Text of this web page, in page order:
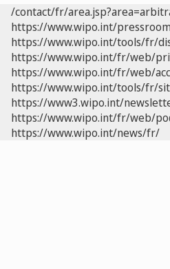
/contact/fr/
https://www.wipo.int/
https://www.wipo.int/tools/fr/
https://www.wipo.int/fr/web/
https://www.wipo.int/fr/web/
https://www.wipo.int/tools/fr/
https://www3.wipo.int/
https://www.wipo.int/fr/web/
https://www.wipo.int/news/fr/